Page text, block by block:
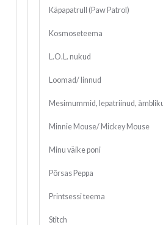
Käpapatrull (Paw Patrol)
Kosmoseteema
L.O.L. nukud
Loomad/ linnud
Mesimummid, lepatriinud,
Minnie Mouse/ Mickey Mouse
Minu väike poni
Põrsas Peppa
Printsessi teema
Stitch